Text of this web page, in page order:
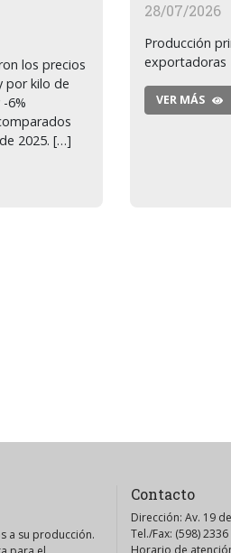
los precios
por kilo de
6%
2025. […]
28/07/2026
Producción
exportadoras
VER MÁS
a su producción.
Contacto
Dirección: Av. 19
Tel./Fax: (598)
Horario de